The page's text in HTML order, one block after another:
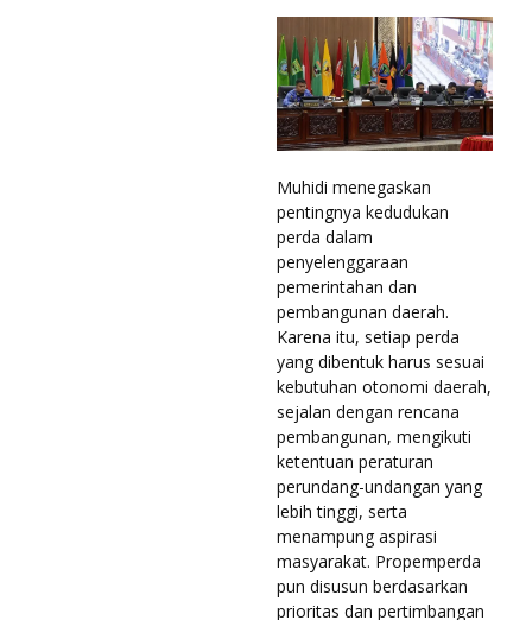
Muhidi menegaskan
pentingnya kedudukan
perda dalam
penyelenggaraan
pemerintahan dan
pembangunan daerah.
Karena itu, setiap perda
yang dibentuk harus sesuai
kebutuhan otonomi daerah,
sejalan dengan rencana
pembangunan, mengikuti
ketentuan peraturan
perundang-undangan yang
lebih tinggi, serta
menampung aspirasi
masyarakat. Propemperda
pun disusun berdasarkan
prioritas dan pertimbangan